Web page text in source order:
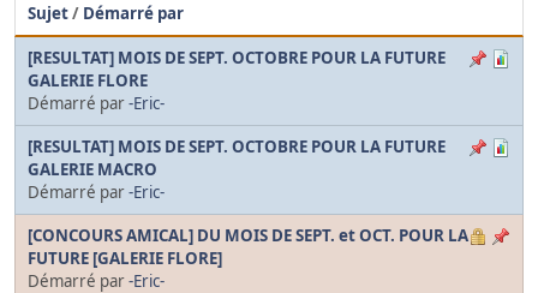
Sujet/ Démarré par
[RESULTAT] MOIS DE SEPT. OCTOBRE POUR LA FUTURE
GALERIE FLORE
Démarré par-Eric-
[RESULTAT] MOIS DE SEPT. OCTOBRE POUR LA FUTURE
GALERIE MACRO
Démarré par-Eric-
[CONCOURS AMICAL] DU MOIS DE SEPT. et OCT. POUR LA
FUTURE [GALERIE FLORE]
Démarré par-Eric-